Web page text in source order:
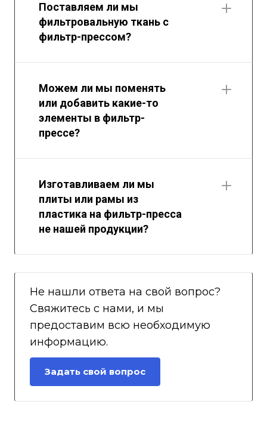
Поставляем ли мы
фильтровальную ткань с
фильтр-прессом?
Можем ли мы поменять
или добавить какие-то
элементы в фильтр-
прессе?
Изготавливаем ли мы
плиты или рамы из
пластика на фильтр-пресса
не нашей продукции?
Не нашли ответа на свой вопрос?
Свяжитесь с нами, и мы
предоставим всю необходимую
информацию.
Задать свой вопрос